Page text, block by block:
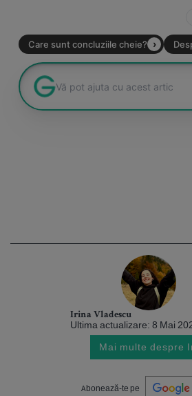
Irina Vladescu
Ultima actualizare: 8 Mai
Mai multe despre
Abonează-te pe